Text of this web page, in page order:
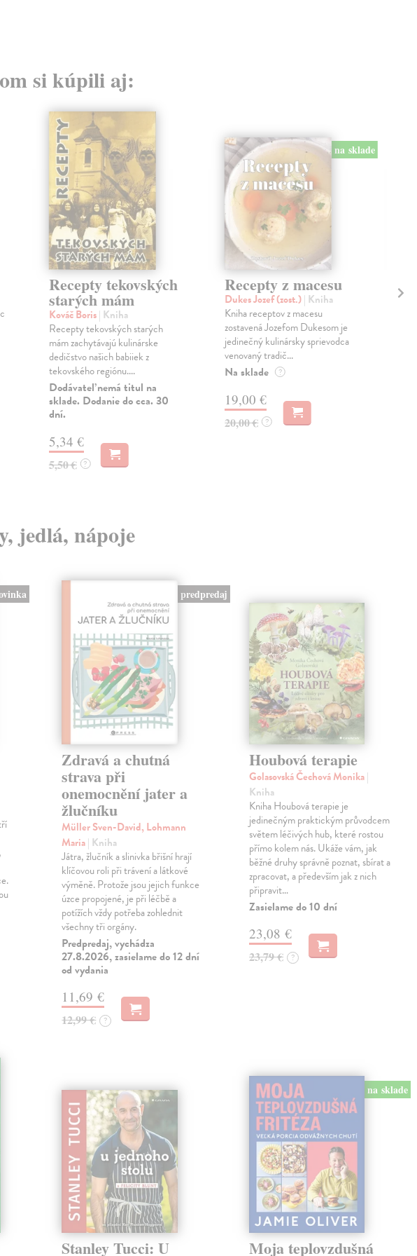
si kúpili aj:
Recepty tekovských
starých mám
Kováč Boris| Kniha
Recepty tekovských starých
mám zachytávajú kulinárske
dedičstvo našich babiiek z
tekovského regiónu....
Dodávateľ nemá titul na
sklade. Dodanie do cca. 30
dní.
5,34 €
5,50 € ?
na sklade
Recepty z macesu
Dukes Jozef (zost.)| Kniha
Kniha receptov z macesu
zostavená Jozefom Dukesom je
jedinečný kulinársky sprievodca
venovaný tradič...
Na sklade ?
19,00 €
20,00 € ?
jedlá, nápoje
predpredaj
Zdravá a chutná
strava při
onemocnění jater a
žlučníku
Müller Sven-David, Lohmann
Maria| Kniha
Játra, žlučník a slinivka břišní hrají
klíčovou roli při trávení a látkové
výměně. Protože jsou jejich funkce
úzce propojené, je při léčbě a
potížích vždy potřeba zohlednit
všechny tři orgány.
Predpredaj, vychádza
27.8.2026, zasielame do 12 dní
od vydania
11,69 €
12,99 € ?
Houbová terapie
Golasovská Čechová Monika|
Kniha
Kniha Houbová terapie je
jedinečným praktickým průvodcem
světem léčivých hub, které rostou
přímo kolem nás. Ukáže vám, jak
běžné druhy správně poznat, sbírat a
zpracovat, a především jak z nich
připravit…
Zasielame do 10 dní
23,08 €
23,79 € ?
Stanley Tucci: U
na sklade
Moja teplovzdušná